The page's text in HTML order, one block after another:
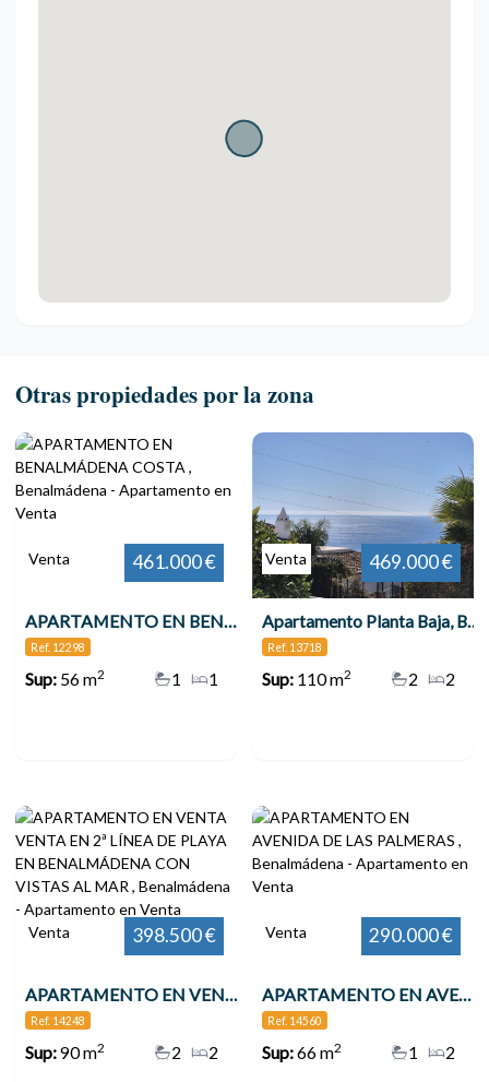
Otras propiedades por la zona
Venta 461.000 €
APARTAMENTO EN BENALMÁDENA COSTA , Benalmádena
Ref. 12298
Sup:56 m2 1
1
Venta 469.000 €
Apartamento Planta Baja, Benalmadena
Ref. 13718
Sup:110 m2 2
2
Venta 398.500 €
APARTAMENTO EN VENTA VENTA EN 2ª LÍNEA DE PLAYA EN BENALMÁDENA CON VISTAS AL MAR , Benalmádena
Ref. 14248
Sup:90 m2 2
2
Venta 290.000 €
APARTAMENTO EN AVENIDA DE LAS PALMERAS , Benalmádena
Ref. 14560
Sup:66 m2 2
1